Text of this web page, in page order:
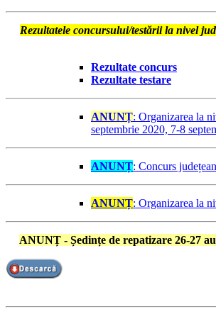
Rezultatele concursului/testării la nivel
Rezultate concurs
Rezultate testare
ANUNȚ: Organizarea la
septembrie 2020, 7-8
ANUNȚ: Concurs
ANUNȚ: Organizarea la
ANUNȚ - Ședințe de repatizare 26-27